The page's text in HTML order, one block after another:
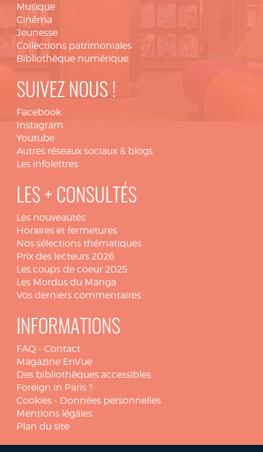
Musique
Cinéma
Jeunesse
Collections patrimoniales
Bibliothèque numérique
SUIVEZ NOUS !
Facebook
Instagram
Youtube
Autres réseaux sociaux & blogs
Les infolettres
LES + CONSULTÉS
Les nouveautés
Horaires et fermetures
Nos sélections thématiques
Prix des lecteurs 2026
Les coups de coeur 2025
Les Mordus du Manga
Vos derniers commentaires
INFORMATIONS
FAQ - Contact
Magazine EnVue
Des bibliothèques accessibles
Foreign in Paris ?
Cookies - Données personnelles
Mentions légales
Plan du site